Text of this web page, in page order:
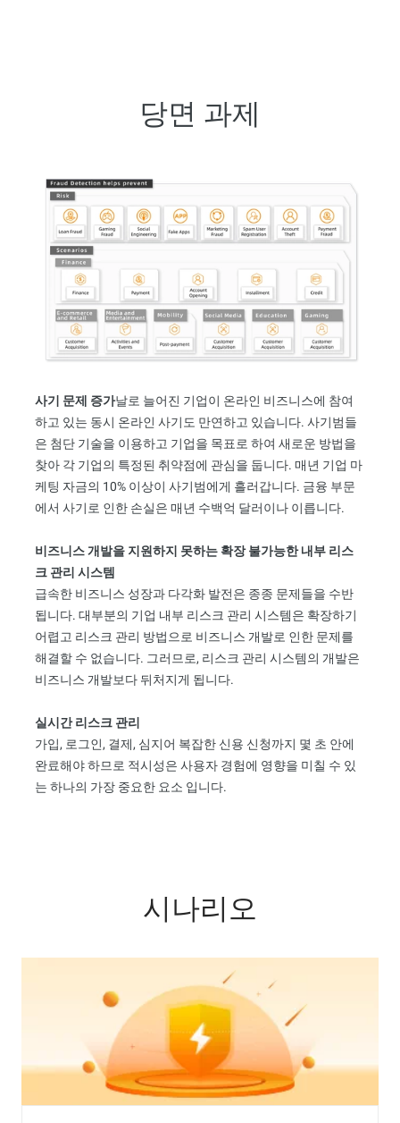
당면 과제
사기 문제 증가날로 늘어진 기업이 온라인 비즈니스에 참여
하고 있는 동시 온라인 사기도 만연하고 있습니다. 사기범들
은 첨단 기술을 이용하고 기업을 목표로 하여 새로운 방법을
찾아 각 기업의 특정된 취약점에 관심을 둡니다. 매년 기업 마
케팅 자금의 10% 이상이 사기범에게 흘러갑니다. 금융 부문
에서 사기로 인한 손실은 매년 수백억 달러이나 이릅니다.
비즈니스 개발을 지원하지 못하는 확장 불가능한 내부 리스
크 관리 시스템
급속한 비즈니스 성장과 다각화 발전은 종종 문제들을 수반
됩니다. 대부분의 기업 내부 리스크 관리 시스템은 확장하기
어렵고 리스크 관리 방법으로 비즈니스 개발로 인한 문제를
해결할 수 없습니다. 그러므로, 리스크 관리 시스템의 개발은
비즈니스 개발보다 뒤처지게 됩니다.
실시간 리스크 관리
가입, 로그인, 결제, 심지어 복잡한 신용 신청까지 몇 초 안에
완료해야 하므로 적시성은 사용자 경험에 영향을 미칠 수 있
는 하나의 가장 중요한 요소 입니다.
시나리오